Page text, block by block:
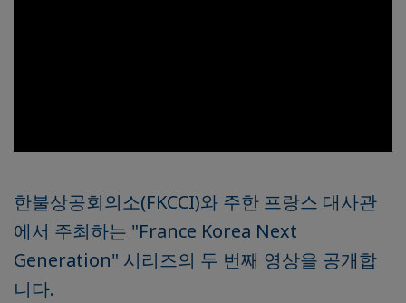
한불상공회의소(FKCCI)와 주한 프랑스 대사관
에서 주최하는 "France Korea Next
Generation" 시리즈의 두 번째 영상을 공개합
니다.